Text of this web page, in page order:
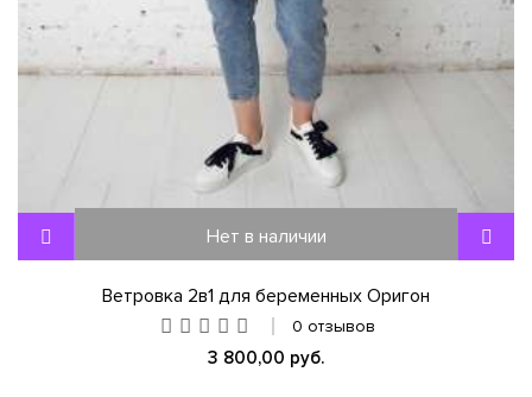
Нет в наличии
Ветровка 2в1 для беременных Оригон
0 отзывов
3 800,00 руб.